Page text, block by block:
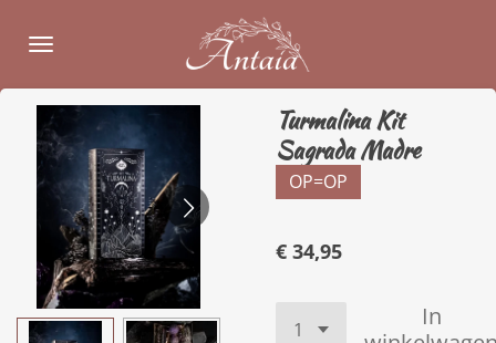
direct
hoofdinhoud
Turmalina Kit
Sagrada Madre
OP=OP
€ 34,95
In